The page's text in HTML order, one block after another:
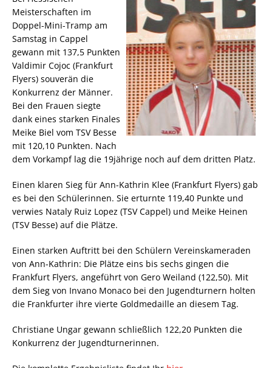
Meisterschaften im
Doppel-Mini-Tramp am
Samstag in Cappel
gewann mit 137,5 Punkten
Valdimir Cojoc (Frankfurt
Flyers) souverän die
Konkurrenz der Männer.
Bei den Frauen siegte
dank eines starken Finales
Meike Biel vom TSV Besse
mit 120,10 Punkten. Nach
dem Vorkampf lag die 19jährige noch auf dem dritten Platz.
Einen klaren Sieg für Ann-Kathrin Klee (Frankfurt Flyers) gab
es bei den Schülerinnen. Sie erturnte 119,40 Punkte und
verwies Nataly Ruiz Lopez (TSV Cappel) und Meike Heinen
(TSV Besse) auf die Plätze.
Einen starken Auftritt bei den Schülern Vereinskameraden
von Ann-Kathrin: Die Plätze eins bis sechs gingen die
Frankfurt Flyers, angeführt von Gero Weiland (122,50). Mit
dem Sieg von Invano Monaco bei den Jugendturnern holten
die Frankfurter ihre vierte Goldmedaille an diesem Tag.
Christiane Ungar gewann schließlich 122,20 Punkten die
Konkurrenz der Jugendturnerinnen.